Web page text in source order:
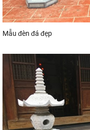
Mẫu đèn đá đẹp